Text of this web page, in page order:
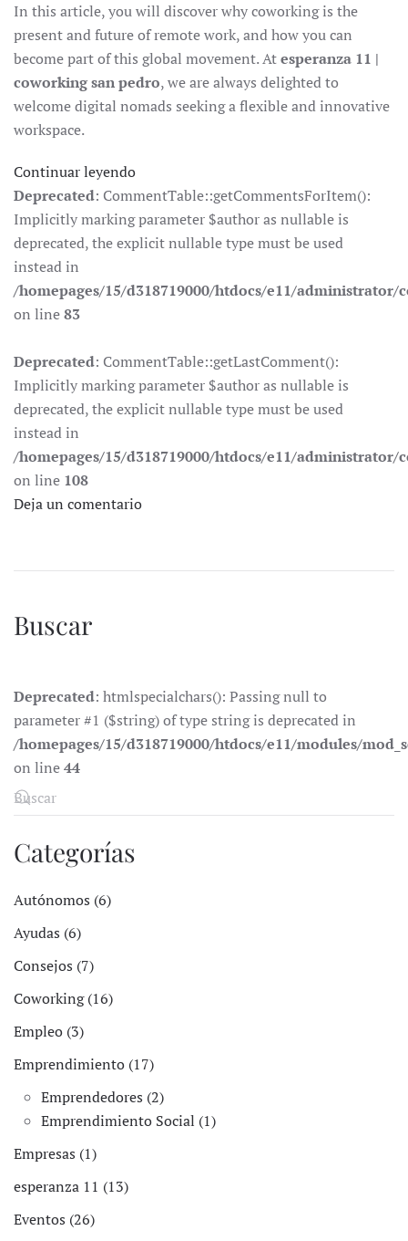
In this article, you will discover why coworking is the
present and future of remote work, and how you can
become part of this global movement. Atesperanza 11 |
coworking san pedro, we are always delighted to
welcome digital nomads seeking a flexible and innovative
workspace.
Continuar leyendo
Deprecated: CommentTable::getCommentsForItem():
Implicitly marking parameter $author as nullable is
deprecated, the explicit nullable type must be used
instead in
/homepages/15/d318719000/htdocs/e11/
on line83
Deprecated: CommentTable::getLastComment():
Implicitly marking parameter $author as nullable is
deprecated, the explicit nullable type must be used
instead in
/homepages/15/d318719000/htdocs/e11/
on line 108
Deja un comentario
Buscar
Deprecated: htmlspecialchars(): Passing null to
parameter #1 ($string) of type string is deprecated in
/homepages/15/d318719000/htdocs/e11/modules/
on line44
Categorías
Autónomos (6)
Ayudas (6)
Consejos (7)
Coworking (16)
Empleo (3)
Emprendimiento (17)
Emprendedores (2)
Emprendimiento Social (1)
Empresas (1)
esperanza 11 (13)
Eventos (26)